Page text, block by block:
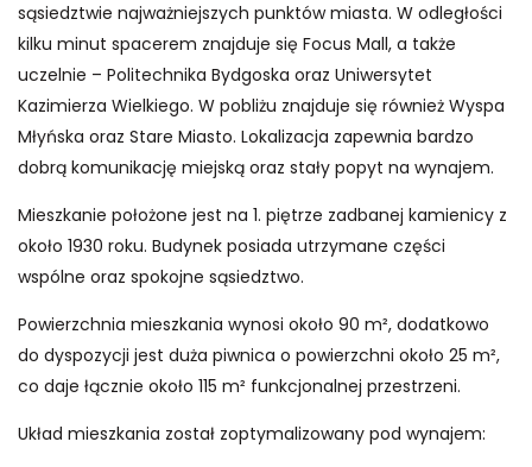
sąsiedztwie najważniejszych punktów miasta. W odległości
kilku minut spacerem znajduje się Focus Mall, a także
uczelnie – Politechnika Bydgoska oraz Uniwersytet
Kazimierza Wielkiego. W pobliżu znajduje się również Wyspa
Młyńska oraz Stare Miasto. Lokalizacja zapewnia bardzo
dobrą komunikację miejską oraz stały popyt na wynajem.
Mieszkanie położone jest na 1. piętrze zadbanej kamienicy z
około 1930 roku. Budynek posiada utrzymane części
wspólne oraz spokojne sąsiedztwo.
Powierzchnia mieszkania wynosi około 90 m², dodatkowo
do dyspozycji jest duża piwnica o powierzchni około 25 m²,
co daje łącznie około 115 m² funkcjonalnej przestrzeni.
Układ mieszkania został zoptymalizowany pod wynajem: